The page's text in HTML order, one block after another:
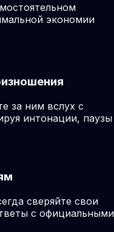
экономии
за ним вслух с
интонации, паузы
сверяйте свои
с официальными